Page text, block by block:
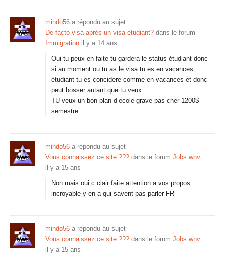
mindo56 a répondu au sujet
De facto visa après un visa étudiant? dans le forum
Immigration il y a 14 ans
Oui tu peux en faite tu gardera le status étudiant donc
si au moment ou tu as le visa tu es en vacances
étudiant tu es concidere comme en vacances et donc
peut bosser autant que tu veux.
TU veux un bon plan d’ecole grave pas cher 1200$
semestre
mindo56 a répondu au sujet
Vous connaissez ce site ??? dans le forum Jobs whv
il y a 15 ans
Non mais oui c clair faite attention a vos propos
incroyable y en a qui savent pas parler FR
mindo56 a répondu au sujet
Vous connaissez ce site ??? dans le forum Jobs whv
il y a 15 ans